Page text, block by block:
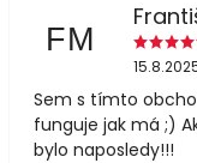
FM
Sem s tímto
funguje jak má ;)
bylo naposledy!!!